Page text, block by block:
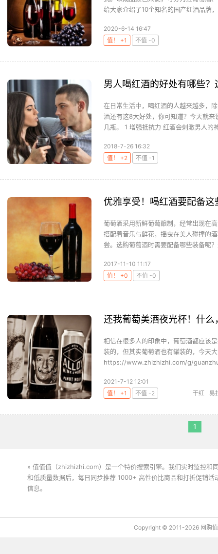
给大家介绍了10个知名的国产红酒品牌
2020-6-14 16:47
值！ +1
不值 -0
男人喝红酒的好处有哪些
在日常生活中，喝红酒的人越来越多，
酒还有这8大好处，你可知道？今天就
几瓶。 1 增强抵抗力 红酒会刺激男人的
2018-7-26 16:32
值！ +2
不值 -1
优雅享受！喝红酒要配备这
葡萄酒采用新鲜葡萄酿制，经常出现在
搭配着音乐与鲜花，摇曳在美人碰撞的
尝。选购葡萄酒时需要配备哪些装备呢
2017-11-10 11:17
值！ +0
不值 -0
还我葡萄美酒夜光杯！什
相信在很多人的印象中，葡萄酒都应该
装的，但其实葡萄酒也有罐装的，今天
https://www.zhizhizhi.com/g/
2021-7-12 12:01
值！ +1
不值 -2 干红 易
1
» 值值值（zhizhizhi.com）是一个特价搜索引擎。我们实时监控和
和低质量数据后，每日同步推荐 1000+ 高性价比商品和打折促销
信息。
Copyright © 2011-2026 网购